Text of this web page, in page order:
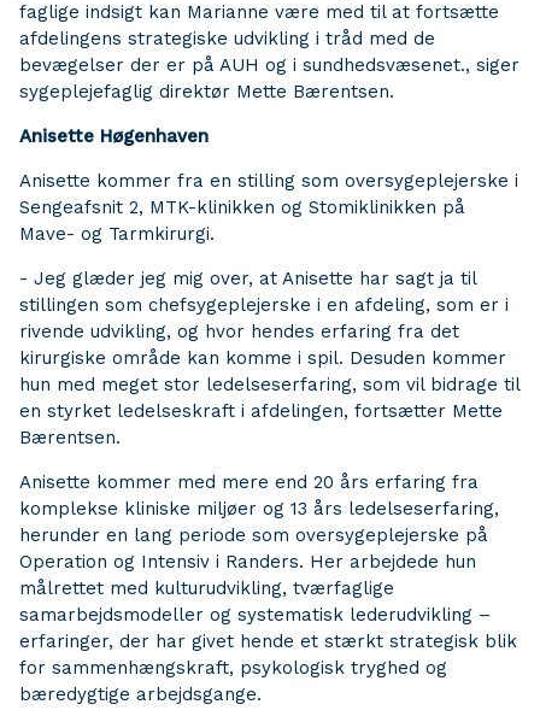
faglige indsigt kan Marianne være med til at fortsætte
afdelingens strategiske udvikling i tråd med de
bevægelser der er på AUH og i sundhedsvæsenet., siger
sygeplejefaglig direktør Mette Bærentsen.
Anisette Høgenhaven
Anisette kommer fra en stilling som oversygeplejerske i
Sengeafsnit 2, MTK-klinikken og Stomiklinikken på
Mave- og Tarmkirurgi.
- Jeg glæder jeg mig over, at Anisette har sagt ja til
stillingen som chefsygeplejerske i en afdeling, som er i
rivende udvikling, og hvor hendes erfaring fra det
kirurgiske område kan komme i spil. Desuden kommer
hun med meget stor ledelseserfaring, som vil bidrage til
en styrket ledelseskraft i afdelingen, fortsætter Mette
Bærentsen.
Anisette kommer med mere end 20 års erfaring fra
komplekse kliniske miljøer og 13 års ledelseserfaring,
herunder en lang periode som oversygeplejerske på
Operation og Intensiv i Randers. Her arbejdede hun
målrettet med kulturudvikling, tværfaglige
samarbejdsmodeller og systematisk lederudvikling –
erfaringer, der har givet hende et stærkt strategisk blik
for sammenhængskraft, psykologisk tryghed og
bæredygtige arbejdsgange.